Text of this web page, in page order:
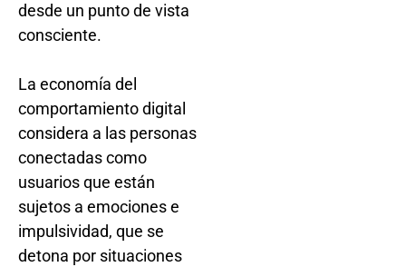
desde un punto de vista
consciente.
La economía del
comportamiento digital
considera a las personas
conectadas como
usuarios que están
sujetos a emociones e
impulsividad, que se
detona por situaciones